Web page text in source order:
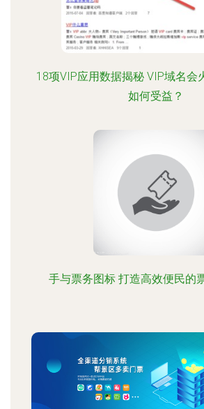
18项VIP应用数据揭秘 VIP域名会
如何受益？
手与票务图标 打造高效便民的